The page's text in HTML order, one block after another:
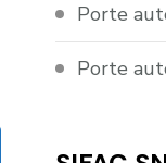
Porte
Porte